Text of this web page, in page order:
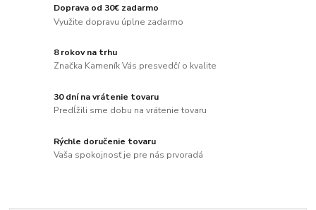
Doprava od 30€ zadarmo
Využite dopravu úplne zadarmo
8 rokov na trhu
Značka Kameník Vás presvedčí o kvalite
30 dní na vrátenie tovaru
Predĺžili sme dobu na vrátenie tovaru
Rýchle doručenie tovaru
Vaša spokojnosť je pre nás prvoradá